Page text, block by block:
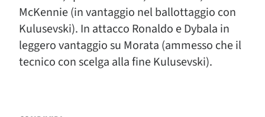
McKennie (in vantaggio nel ballottaggio con
Kulusevski). In attacco Ronaldo e Dybala in
leggero vantaggio su Morata (ammesso che il
tecnico con scelga alla fine Kulusevski).